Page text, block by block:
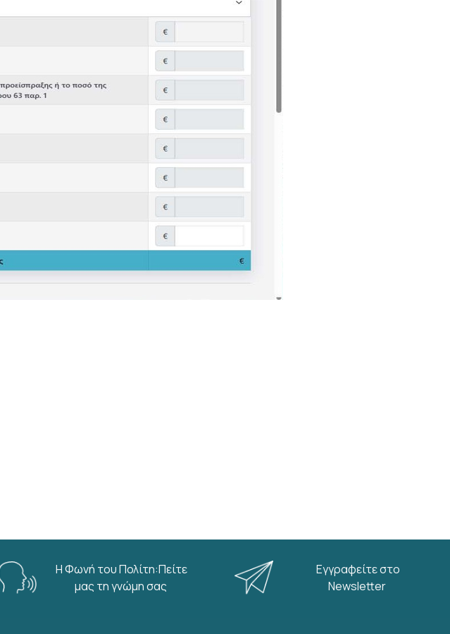
Η Φωνή του Πολίτη:Πείτε
μας τη γνώμη σας
Εγγραφείτε στο
Newsletter